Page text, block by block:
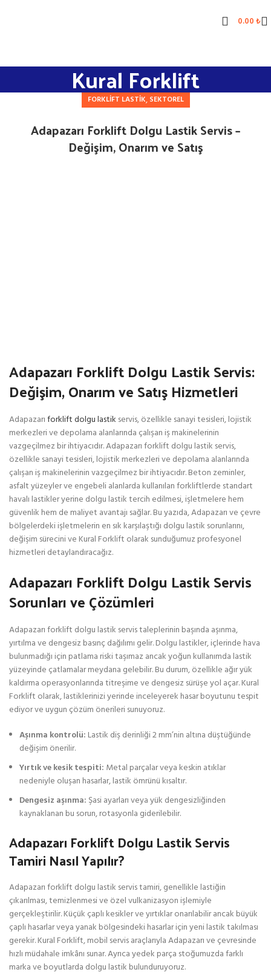
0.00₺
Kural Forklift
FORKLIFT LASTIK, SEKTOREL
Adapazarı Forklift Dolgu Lastik Servis –
Değişim, Onarım ve Satış
Adapazarı Forklift Dolgu Lastik Servis:
Değişim, Onarım ve Satış Hizmetleri
Adapazarıforklift dolgu lastik servis, özellikle sanayi tesisleri, lojistik
merkezleri ve depolama alanlarında çalışan iş makinelerinin
vazgeçilmez bir ihtiyacıdır. Adapazarı forklift dolgu lastik servis,
özellikle sanayi tesisleri, lojistik merkezleri ve depolama alanlarında
çalışan iş makinelerinin vazgeçilmez bir ihtiyacıdır. Beton zeminler,
asfalt yüzeyler ve engebeli alanlarda kullanılan forkliftlerde standart
havalı lastikler yerine dolgu lastik tercih edilmesi, işletmelere hem
güvenlik hem de maliyet avantajı sağlar. Bu yazıda, Adapazarı ve çevre
bölgelerdeki işletmelerin en sık karşılaştığı dolgu lastik sorunlarını,
değişim sürecini ve Kural Forklift olarak sunduğumuz profesyonel
hizmetleri detaylandıracağız.
Adapazarı Forklift Dolgu Lastik Servis
Sorunları ve Çözümleri
Adapazarı forklift dolgu lastik servis taleplerinin başında aşınma,
yırtılma ve dengesiz basınç dağılımı gelir. Dolgu lastikler, içlerinde hava
bulunmadığı için patlama riski taşımaz ancak yoğun kullanımda lastik
yüzeyinde çatlamalar meydana gelebilir. Bu durum, özellikle ağır yük
kaldırma operasyonlarında titreşime ve dengesiz sürüşe yol açar. Kural
Forklift olarak, lastiklerinizi yerinde inceleyerek hasar boyutunu tespit
ediyor ve uygun çözüm önerileri sunuyoruz.
Aşınma kontrolü: Lastik diş derinliği 2 mm’nin altına düştüğünde
değişim önerilir.
Yırtık ve kesik tespiti: Metal parçalar veya keskin atıklar
nedeniyle oluşan hasarlar, lastik ömrünü kısaltır.
Dengesiz aşınma: Şasi ayarları veya yük dengesizliğinden
kaynaklanan bu sorun, rotasyonla giderilebilir.
Adapazarı Forklift Dolgu Lastik Servis
Tamiri Nasıl Yapılır?
Adapazarı forklift dolgu lastik servis tamiri, genellikle lastiğin
çıkarılması, temizlenmesi ve özel vulkanizasyon işlemiyle
gerçekleştirilir. Küçük çaplı kesikler ve yırtıklar onarılabilir ancak büyük
çaplı hasarlar veya yanak bölgesindeki hasarlar için yeni lastik takılması
gerekir. Kural Forklift, mobil servis araçlarıyla Adapazarı ve çevresinde
hızlı müdahale imkânı sunar. Ayrıca yedek parça stoğumuzda farklı
marka ve boyutlarda dolgu lastik bulunduruyoruz.